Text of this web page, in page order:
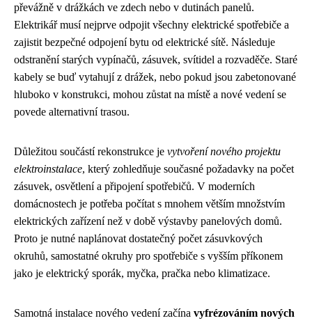
převážně v drážkách ve zdech nebo v dutinách panelů.
Elektrikář musí nejprve odpojit všechny elektrické spotřebiče a
zajistit bezpečné odpojení bytu od elektrické sítě. Následuje
odstranění starých vypínačů, zásuvek, svítidel a rozvaděče. Staré
kabely se buď vytahují z drážek, nebo pokud jsou zabetonované
hluboko v konstrukci, mohou zůstat na místě a nové vedení se
povede alternativní trasou.
Důležitou součástí rekonstrukce je vytvoření nového projektu
elektroinstalace, který zohledňuje současné požadavky na počet
zásuvek, osvětlení a připojení spotřebičů. V moderních
domácnostech je potřeba počítat s mnohem větším množstvím
elektrických zařízení než v době výstavby panelových domů.
Proto je nutné naplánovat dostatečný počet zásuvkových
okruhů, samostatné okruhy pro spotřebiče s vyšším příkonem
jako je elektrický sporák, myčka, pračka nebo klimatizace.
Samotná instalace nového vedení začína vyfrézováním nových